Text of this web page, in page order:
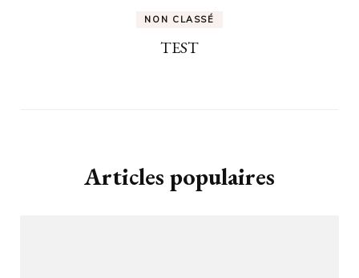
NON CLASSÉ
TEST
Articles populaires